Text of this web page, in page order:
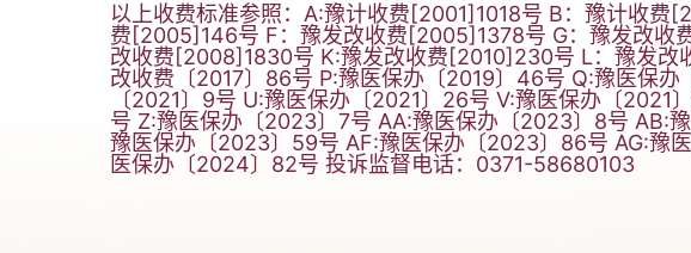
以上收费标准参照：A:豫计收费[2001]1018号 B：豫计收
费[2005]146号 F：豫发改收费[2005]1378号 G：豫发改
改收费[2008]1830号 K:豫发改收费[2010]230号 L：豫发
改收费〔2017〕86号 P:豫医保办〔2019〕46号 Q:豫医保
〔2021〕9号 U:豫医保办〔2021〕26号 V:豫医保办〔
号 Z:豫医保办〔2023〕7号 AA:豫医保办〔2023〕8号 AB:
豫医保办〔2023〕59号 AF:豫医保办〔2023〕86号 AG:豫
医保办〔2024〕82号 投诉监督电话：0371-58680103